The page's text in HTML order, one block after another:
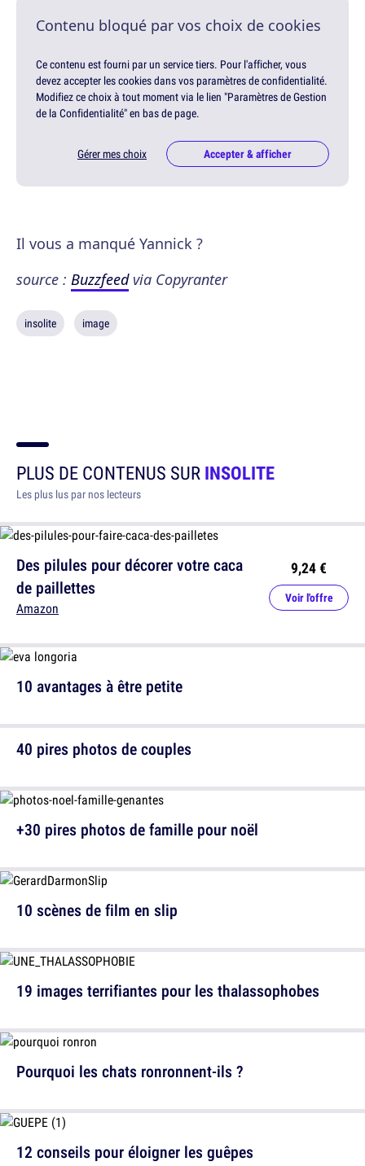
Contenu bloqué par vos choix de cookies
Ce contenu est fourni par un service tiers. Pour l'afficher, vous
devez accepter les cookies dans vos paramètres de confidentialité.
Modifiez ce choix à tout moment via le lien "Paramètres de Gestion
de la Confidentialité" en bas de page.
Gérer mes choix Accepter & afficher
Il vous a manqué Yannick ?
source : Buzzfeedvia Copyranter
insolite image
PLUS DE CONTENUS SURINSOLITE
Les plus lus par nos lecteurs
Des pilules pour décorer votre caca
de paillettes
Amazon
9,24 €
Voir l'offre
40 pires photos de couples
10 scènes de film en slip
Pourquoi les chats ronronnent-ils ?
10 avantages à être petite
+30 pires photos de famille pour noël
19 images terrifiantes pour les thalassophobes
12 conseils pour éloigner les guêpes